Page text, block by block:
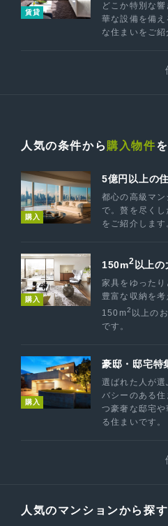
賃貸
どこか特別な
華な設備を備
な住まいをご紹
人気の条件から 購入物件
購入
5億円以上の
都心の高級マ
で。贅を尽く
をご紹介します
購入
150m2 以上
家具をゆった
豊富な収納を考
150m2 以上の
です。
購入
豪邸・邸宅特
選ばれた人が
バシーのある
つ豪奢な邸宅
る住まいです。
人気のマンションから探す